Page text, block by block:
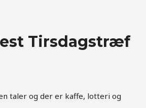
Tirsdagstræf
taler og der er kaffe, lotteri og